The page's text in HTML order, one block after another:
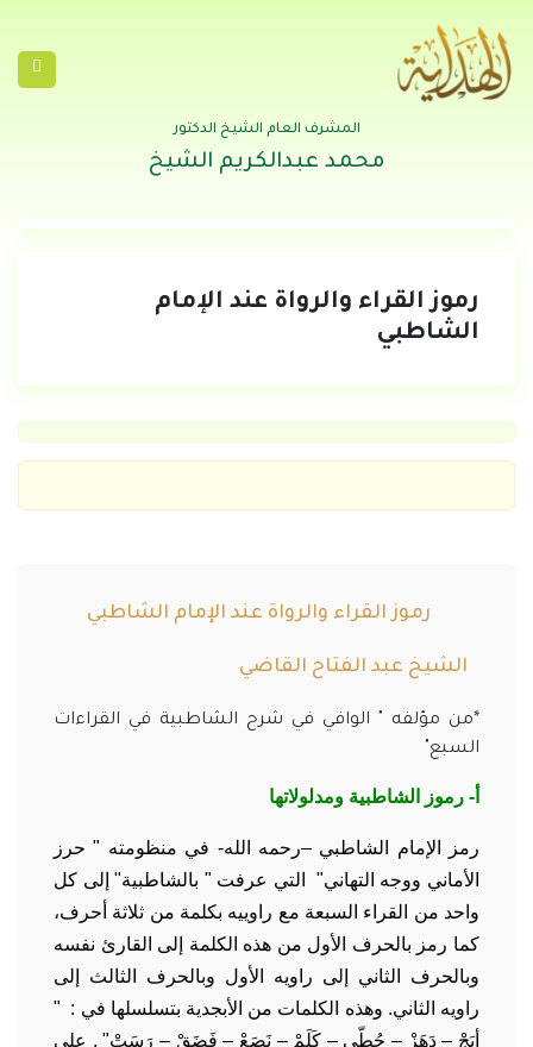
المشرف العام الشيخ الدكتور
محمد عبدالكريم الشيخ
رموز القراء والرواة عند الإمام
الشاطبي
رموز القراء والرواة عند الإمام الشاطبي
الشيخ عبد الفتاح القاضي
*من مؤلفه " الوافي في شرح الشاطبية في القراءات
السبع"
أ- رموز الشاطبية ومدلولاتها
رمز الإمام الشاطبي –رحمه الله- في منظومته " حرز
الأماني ووجه التهاني" التي عرفت " بالشاطبية" إلى كل
واحد من القراء السبعة مع راوييه بكلمة من ثلاثة أحرف،
كما رمز بالحرف الأول من هذه الكلمة إلى القارئ نفسه
وبالحرف الثاني إلى راويه الأول وبالحرف الثالث إلى
راويه الثاني. وهذه الكلمات من الأبجدية بتسلسلها في : "
أبَجْ – دَهَزْ – حُطّي – كَلَمْ – نَصَعْ – فَضَقْ – رَسَتْ" . على